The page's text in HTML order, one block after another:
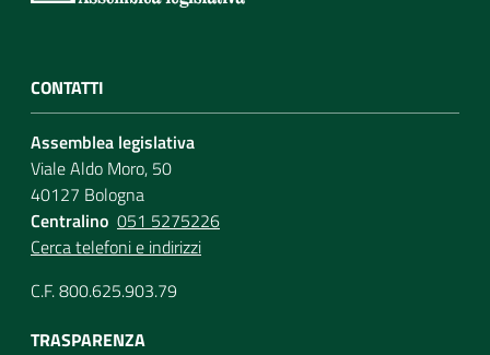
CONTATTI
Assemblea legislativa
Viale Aldo Moro, 50
40127 Bologna
Centralino 051 5275226
Cerca telefoni e indirizzi
C.F. 800.625.903.79
TRASPARENZA